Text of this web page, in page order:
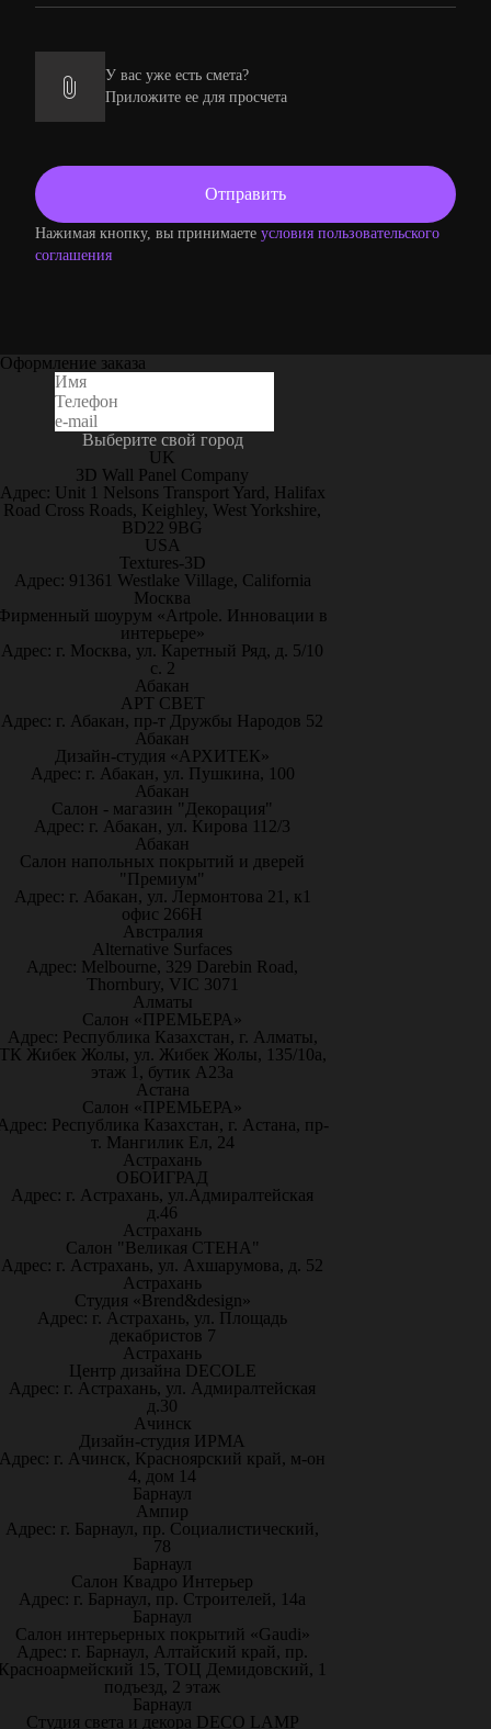
У вас уже есть смета?
Приложите ее для просчета
Нажимая кнопку, вы принимаете условия пользовательского
соглашения
Оформление заказа
Выберите свой город
UK
3D Wall Panel Company
Адрес: Unit 1 Nelsons Transport Yard, Halifax
Road Cross Roads, Keighley, West Yorkshire,
BD22 9BG
USA
Textures-3D
Адрес: 91361 Westlake Village, California
Москва
шоурум «Artpole. Инновации в
интерьере»
Адрес: г. Москва, ул. Каретный Ряд, д. 5/10
с. 2
Абакан
АРТ СВЕТ
Адрес: г. Абакан, пр-т Дружбы Народов 52
Абакан
Дизайн-студия «АРХИТЕК»
Адрес: г. Абакан, ул. Пушкина, 100
Абакан
Салон - магазин "Декорация"
Адрес: г. Абакан, ул. Кирова 112/3
Абакан
Салон напольных покрытий и дверей
"Премиум"
Адрес: г. Абакан, ул. Лермонтова 21, к1
офис 266Н
Австралия
Alternative Surfaces
Адрес: Melbourne, 329 Darebin Road,
Thornbury, VIC 3071
Алматы
Салон «ПРЕМЬЕРА»
Адрес: Республика Казахстан, г. Алматы,
Жибек Жолы, ул. Жибек Жолы, 135/10а,
этаж 1, бутик А23а
Астана
Салон «ПРЕМЬЕРА»
Республика Казахстан, г. Астана, пр-
т. Мангилик Ел, 24
Астрахань
ОБОИГРАД
Адрес: г. Астрахань, ул.Адмиралтейская
д.46
Астрахань
Салон "Великая СТЕНА"
Адрес: г. Астрахань, ул. Ахшарумова, д. 52
Астрахань
Студия «Brend&design»
Адрес: г. Астрахань, ул. Площадь
декабристов 7
Астрахань
Центр дизайна DECOLE
Адрес: г. Астрахань, ул. Адмиралтейская
д.30
Ачинск
Дизайн-студия ИРМА
Адрес: г. Ачинск, Красноярский край, м-он
4, дом 14
Барнаул
Ампир
Адрес: г. Барнаул, пр. Социалистический,
78
Барнаул
Салон Квадро Интерьер
Адрес: г. Барнаул, пр. Строителей, 14а
Барнаул
Салон интерьерных покрытий «Gaudi»
Адрес: г. Барнаул, Алтайский край, пр.
15, ТОЦ Демидовский, 1
подъезд, 2 этаж
Барнаул
Студия света и декора DECO LAMP